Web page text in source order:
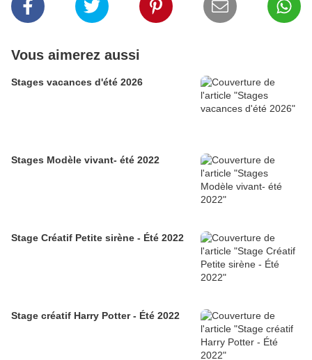
Vous aimerez aussi
Stages vacances d'été 2026
Stages Modèle vivant- été 2022
Stage Créatif Petite sirène - Été 2022
Stage créatif Harry Potter - Été 2022